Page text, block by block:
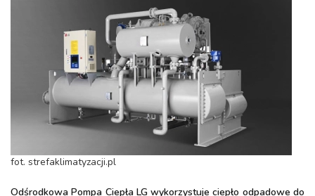
fot. strefaklimatyzacji.pl
Odśrodkowa Pompa Ciepła LG wykorzystuje ciepło odpadowe do